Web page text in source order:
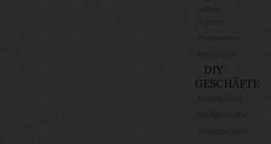
Heimwerken
DIY
GESCHÄFTE
Bastelbedarf
Stoffgeschäfte
Wollgeschäfte